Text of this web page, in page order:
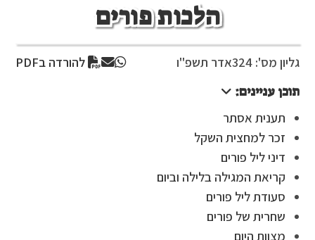
הלכות פורים
גליון מס': 324 אדר תשפ"ו
להורדה בPDF
תוכן עניינים:
תענית אסתר
זכר למחצית השקל
דיני ליל פורים
קריאת המגילה בלילה וביום
סעודת ליל פורים
שחרית של פורים
מצוות היום